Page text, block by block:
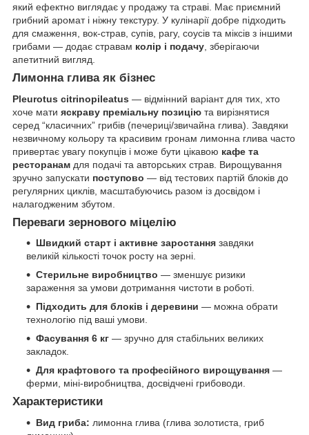
який ефектно виглядає у продажу та страві. Має приємний
грибний аромат і ніжну текстуру. У кулінарії добре підходить
для смаження, вок-страв, супів, рагу, соусів та міксів з іншими
грибами — додає стравам колір і подачу , зберігаючи
апетитний вигляд.
Лимонна глива як бізнес
Pleurotus citrinopileatus — відмінний варіант для тих, хто
хоче мати яскраву преміальну позицію та вирізнятися
серед “класичних” грибів (печериці/звичайна глива). Завдяки
незвичному кольору та красивим гронам лимонна глива часто
привертає увагу покупців і може бути цікавою кафе та
ресторанам для подачі та авторських страв. Вирощування
зручно запускати поступово — від тестових партій блоків до
регулярних циклів, масштабуючись разом із досвідом і
налагодженим збутом.
Переваги зернового міцелію
Швидкий старт і активне заростання завдяки
великій кількості точок росту на зерні.
Стерильне виробництво — зменшує ризики
зараження за умови дотримання чистоти в роботі.
Підходить для блоків і деревини — можна обрати
технологію під ваші умови.
Фасування 6 кг — зручно для стабільних великих
закладок.
Для крафтового та професійного вирощування —
ферми, міні-виробництва, досвідчені грибоводи.
Характеристики
Вид гриба: лимонна глива (глива золотиста, гриб